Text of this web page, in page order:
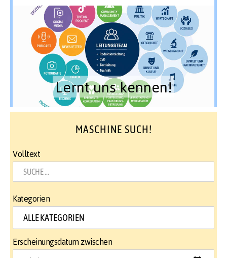
Lernt uns kennen!
MASCHINE SUCH!
Volltext
Kategorien
Erscheinungsdatum zwischen